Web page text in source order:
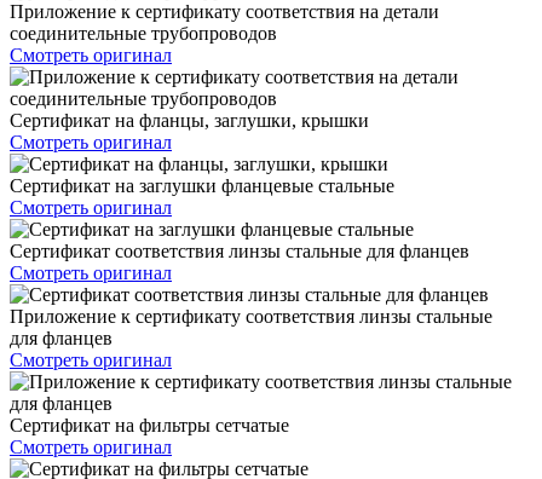
Приложение к сертификату соответствия на детали
соединительные трубопроводов
Смотреть оригинал
Сертификат на фланцы, заглушки, крышки
Смотреть оригинал
Сертификат на заглушки фланцевые стальные
Смотреть оригинал
Сертификат соответствия линзы стальные для фланцев
Смотреть оригинал
Приложение к сертификату соответствия линзы стальные
для фланцев
Смотреть оригинал
Сертификат на фильтры сетчатые
Смотреть оригинал